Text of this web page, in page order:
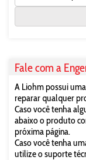
Fale com a
A Liohm possui
reparar qualquer
Caso você tenha
abaixo o produto
próxima página.
Caso você tenha
utilize o suporte